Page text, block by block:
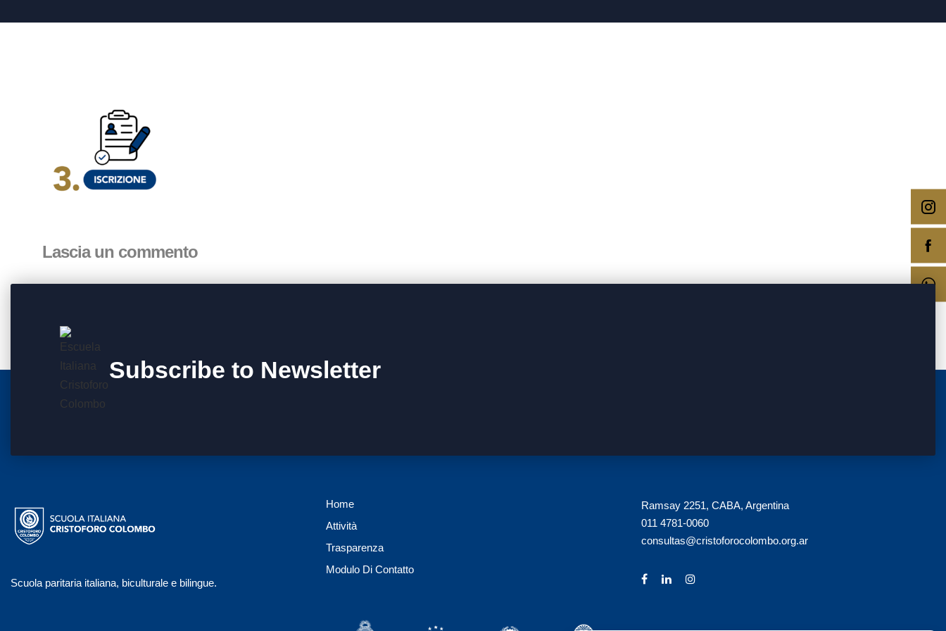
Lascia un commento
Subscribe to Newsletter
Scuola paritaria italiana, biculturale e bilingue.
Home
Attività
Trasparenza
Modulo Di Contatto
Ramsay 2251, CABA, Argentina
011 4781-0060
consultas@cristoforocolombo.org.ar